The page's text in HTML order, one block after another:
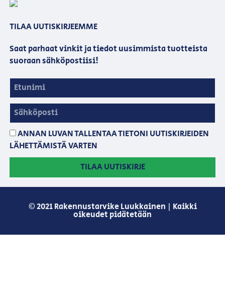
TILAA UUTISKIRJEEMME
Saat parhaat vinkit ja tiedot uusimmista tuotteista
suoraan sähköpostiisi!
ANNAN LUVAN TALLENTAA TIETONI UUTISKIRJEIDEN
LÄHETTÄMISTÄ VARTEN
TILAA UUTISKIRJE
© 2021 Rakennustarvike Luukkainen | Kaikki
oikeudet pidätetään